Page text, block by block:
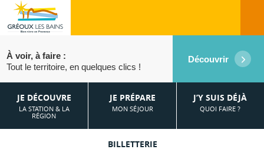
JE DÉCOUVRE
LA STATION & LA
RÉGION
JE PRÉPARE
MON SÉJOUR
J’Y SUIS DÉJÀ
QUOI FAIRE ?
BILLETTERIE
À voir, à faire :
Tout le territoire, en quelques clics !
Découvrir